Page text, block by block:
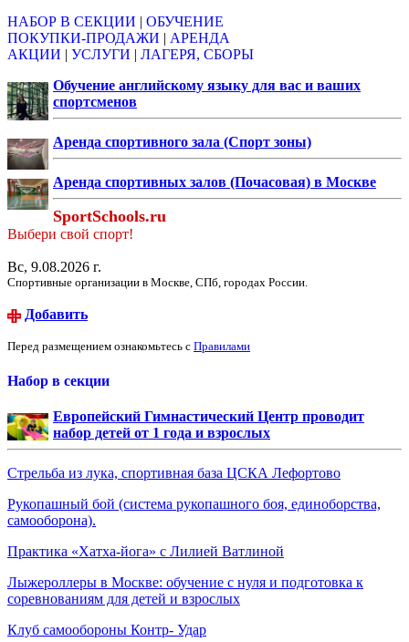
НАБОР В СЕКЦИИ | ОБУЧЕНИЕ
ПОКУПКИ-ПРОДАЖИ | АРЕНДА
АКЦИИ | УСЛУГИ | ЛАГЕРЯ, СБОРЫ
Обучение английскому языку для вас и ваших
спортсменов
Аренда спортивного зала (Спорт зоны)
Аренда спортивных залов (Почасовая) в Москве
SportSchools.ru
Выбери свой спорт!
Вс, 9.08.2026 г.
Спортивные организации в Москве, СПб, городах России.
Добавить
Перед размещением ознакомьтесь с Правилами
Набор в секции
Европейский Гимнастический Центр проводит
набор детей от 1 года и взрослых
Стрельба из лука, спортивная база ЦСКА Лефортово
Рукопашный бой (система рукопашного боя, единоборства,
самооборона).
Практика «Хатха-йога» с Лилией Ватлиной
Лыжероллеры в Москве: обучение с нуля и подготовка к
соревнованиям для детей и взрослых
Клуб самообороны Контр- Удар